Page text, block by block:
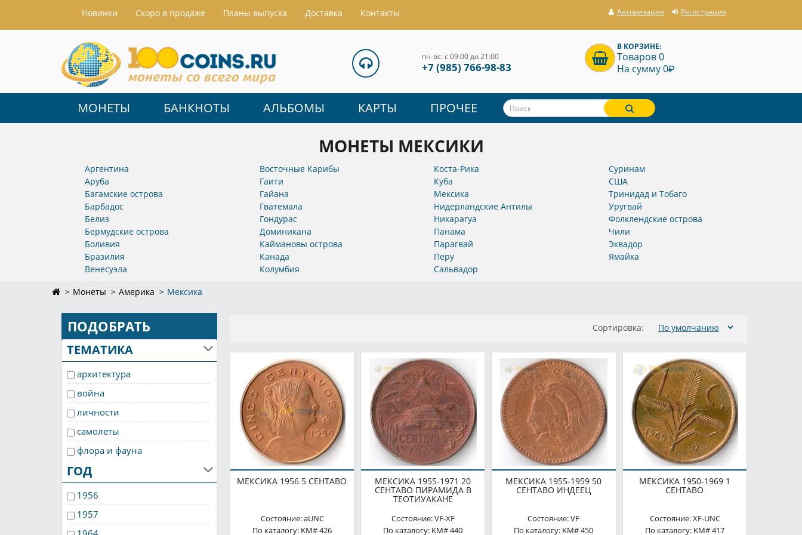
Hовинки Скоро в продаже Планы выпуска Доставка Контакты Авторизация Регистрация
пн-вс: с 09:00 до 21:00
+7 (985) 766-98-83
В КОРЗИНЕ:
Товаров 0
На сумму 0P
МОНЕТЫ БАНКНОТЫ АЛЬБОМЫ КАРТЫ ПРОЧЕЕ
МОНЕТЫ МЕКСИКИ
Аргентина
Аруба
Багамские острова
Барбадос
Белиз
Бермудские острова
Боливия
Бразилия
Венесуэла
Восточные Карибы
Гаити
Гайана
Гватемала
Гондурас
Доминикана
Каймановы острова
Канада
Колумбия
Коста-Рика
Куба
Мексика
Нидерландские Антилы
Никарагуа
Панама
Парагвай
Перу
Сальвадор
Суринам
США
Тринидад и Тобаго
Уругвай
Фолклендские острова
Чили
Эквадор
Ямайка
Монеты Америка Мексика
ПОДОБРАТЬ
ТЕМАТИКА
архитектура
война
личности
самолеты
флора и фауна
ГОД
1956
1957
Сортировка:
МЕКСИКА 1956 5 СЕНТАВО
Состояние: aUNC
По каталогу: KM# 426
МЕКСИКА 1955-1971 20
СЕНТАВО ПИРАМИДА В
ТЕОТИУАКАНЕ
Состояние: VF-XF
По каталогу: KM# 440
МЕКСИКА 1955-1959 50
СЕНТАВО ИНДЕЕЦ
Состояние: VF
По каталогу: KM# 450
МЕКСИКА 1950-1969 1
СЕНТАВО
Состояние: XF-UNC
По каталогу: KM# 417